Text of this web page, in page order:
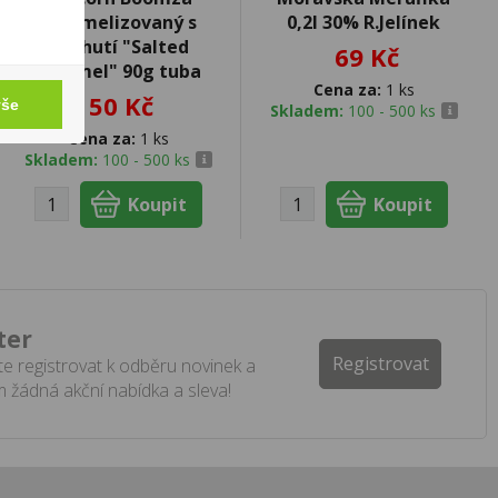
karamelizovaný s
příchutí "Salted
caramel" 90g tuba
50 Kč
Cena za: 1 ks
Skladem: 100 - 500 ks
0,2l 30% R.Jelínek
69 Kč
Cena za: 1 ks
Skladem: 100 - 500 ks
registrovat k odběru novinek a
žádná akční nabídka a sleva!
Registrovat